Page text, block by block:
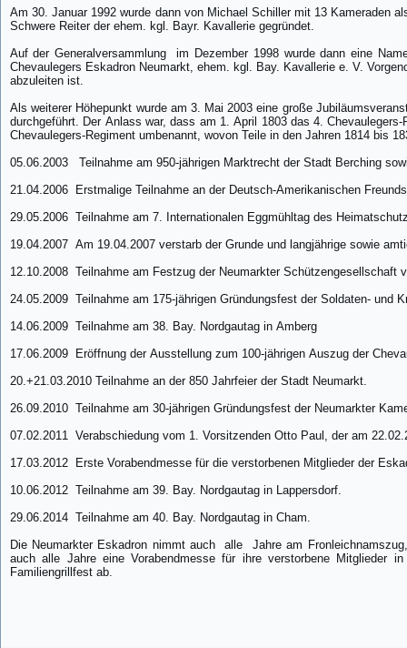
Am 30. Januar 1992 wurde dann von Michael Schiller mit 13 Kameraden
Schwere Reiter der ehem. kgl. Bayr. Kavallerie gegründet.
Auf der Generalversammlung
im Dezember 1998 wurde dann eine
Chevaulegers Eskadron Neumarkt, ehem. kgl. Bay. Kavallerie e. V.
abzuleiten ist.
Als weiterer Höhepunkt wurde am 3. Mai 2003 eine große
durchgeführt. Der Anlass war, dass am 1. April 1803 das 4.
Chevaulegers-Regiment umbenannt, wovon Teile in den Jahren 1814 bis
05.06.2003
Teilnahme am 950-jährigen Marktrecht der Stadt Berching
21.04.2006
Erstmalige Teilnahme an der Deutsch-Amerikanischen
29.05.2006 Teilnahme am 7. Internationalen Eggmühltag des
19.04.2007 Am 19.04.2007 verstarb der Grunde und langjährige sowie
12.10.2008 Teilnahme am Festzug der Neumarkter Schützengesellschaft
24.05.2009 Teilnahme am 175-jährigen Gründungsfest der Soldaten- und
14.06.2009 Teilnahme am 38. Bay. Nordgautag in Amberg
17.06.2009
Eröffnung der Ausstellung zum 100-jährigen Auszug der
20.+21.03.2010 Teilnahme an der 850 Jahrfeier der Stadt Neumarkt.
26.09.2010 Teilnahme am 30-jährigen Gründungsfest der Neumarkter
07.02.2011 Verabschiedung vom 1. Vorsitzenden Otto Paul, der am
17.03.2012
Erste Vorabendmesse für die verstorbenen Mitglieder der
10.06.2012 Teilnahme am 39. Bay. Nordgautag in Lappersdorf.
29.06.2014 Teilnahme am 40. Bay. Nordgautag in Cham.
Die Neumarkter Eskadron nimmt auch
alle
Jahre am
auch alle Jahre eine Vorabendmesse für ihre verstorbene Mitglieder
Familiengrillfest ab.